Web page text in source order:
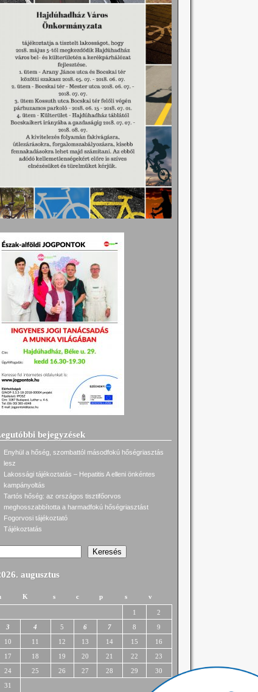
bejegyzések
Enyhül a hőség, szombattól másodfokú hőségriasztás
lesz
Lakossági tájékoztatás – Hepatitis A elleni önkéntes
kampányoltás
Tartós hőség: az országos tisztifőorvos
meghosszabbította a harmadfokú hőségriasztást
Fogorvosi tájékoztató
Tájékoztatás
Keresés
augusztus
K s c p s v
1
2
3
4 5 6 7 8
9
10
11 12 13 14 15
16
17
18 19 20 21 22
23
24
25 26 27 28 29
30
31